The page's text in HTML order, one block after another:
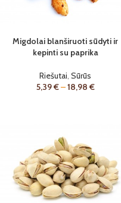
Migdolai blanširuoti sūdyti ir
kepinti su paprika
Riešutai Sūrūs
5,39€–18,98 €